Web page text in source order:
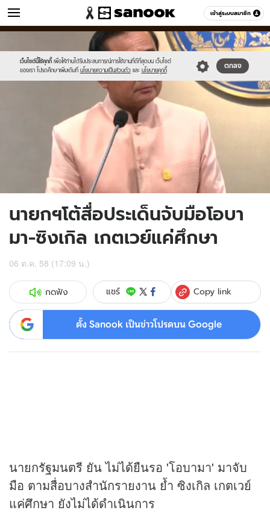
เข้าสู่ระบบสมาชิก
ข่าว หมวดอื่นๆ
เว็บไซต์นี้ใช้คุกกี้ เพื่อให้ท่านได้รับประสบการณ์การใช้งานที่ดีที่สุดบน เว็บไซต์
ของเรา โปรดศึกษาเพิ่มเติมที่ นโยบายความเป็นส่วนตัว และ นโยบายคุกกี้
ตกลง
//s.isanook.com/sr/0/images/logo-
new-
sanook.png
//s.isanook.com/ns/0/ud/375/1877718/650630-
01.jpg
นายกฯโต้สื่อประเด็นจับมือโอบา
มา-ซิงเกิล เกตเวย์แค่ศึกษา
06 ต.ค. 58 (17:09 น.)
กดฟัง แชร์ Copy link
ตั้ง Sanook เป็นข่าวโปรดบน Google
นายกรัฐมนตรี ยัน ไม่ได้ยืนรอ 'โอบามา' มาจับ
มือ ตามสื่อบางสำนักรายงาน ย้ำ ซิงเกิล เกตเวย์
แค่ศึกษา ยังไม่ได้ดำเนินการ